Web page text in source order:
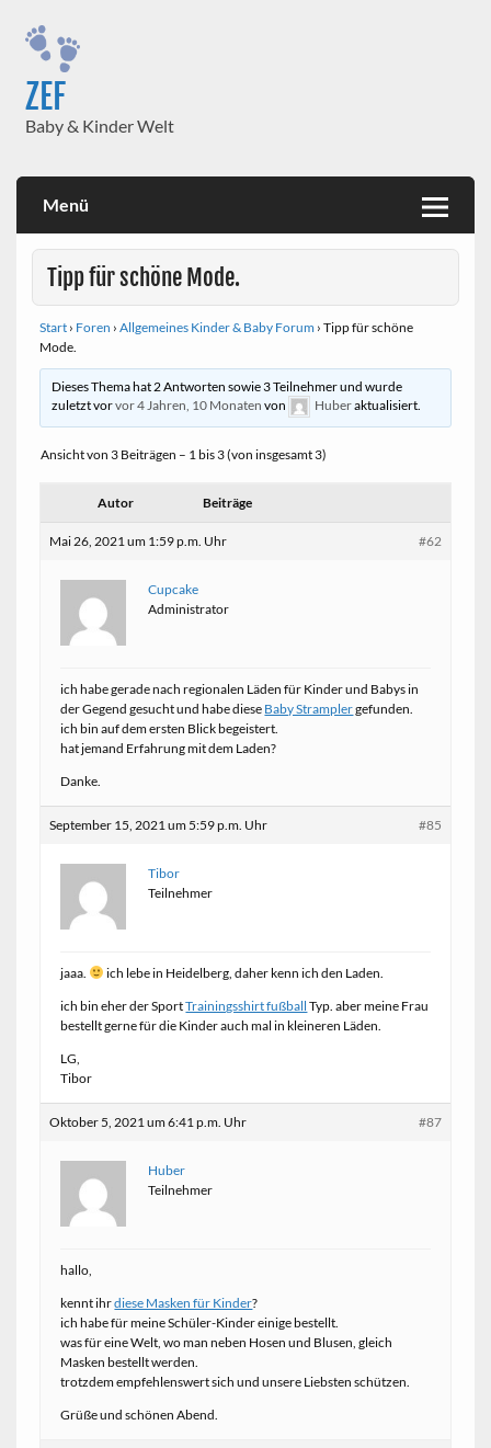
content
ZEF
Baby & Kinder Welt
Menü
Tipp für schöne Mode.
Start › Foren › Allgemeines Kinder & Baby Forum › Tipp für schöne
Mode.
Dieses Thema hat 2 Antworten sowie 3 Teilnehmer und wurde
zuletzt vorvor 4 Jahren, 10 Monaten von Huberaktualisiert.
Ansicht von 3 Beiträgen – 1 bis 3 (von insgesamt 3)
Autor Beiträge
Mai 26, 2021 um 1:59 p.m. Uhr #62
Cupcake
Administrator
ich habe gerade nach regionalen Läden für Kinder und Babys in
der Gegend gesucht und habe diese Baby Stramplergefunden.
ich bin auf dem ersten Blick begeistert.
hat jemand Erfahrung mit dem Laden?
Danke.
September 15, 2021 um 5:59 p.m. Uhr #85
Tibor
Teilnehmer
jaaa.
ich lebe in Heidelberg, daher kenn ich den Laden.
ich bin eher der SportTrainingsshirt fußball Typ. aber meine Frau
bestellt gerne für die Kinder auch mal in kleineren Läden.
LG,
Tibor
Oktober 5, 2021 um 6:41 p.m. Uhr #87
Huber
Teilnehmer
hallo,
kennt ihrdiese Masken für Kinder?
ich habe für meine Schüler-Kinder einige bestellt.
was für eine Welt, wo man neben Hosen und Blusen, gleich
Masken bestellt werden.
trotzdem empfehlenswert sich und unsere Liebsten schützen.
Grüße und schönen Abend.